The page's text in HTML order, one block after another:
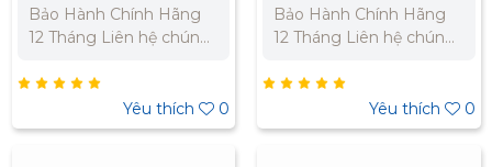
Bảo Hành Chính Hãng
12 Tháng Liên hệ chúng
nhất cho dự án. Miền
Bắc : 0989 310 979 -
0973 106 269 Miền Nam:
Yêu thích 0
Bảo Hành Chính Hãng
12 Tháng Liên hệ chúng
nhất cho dự án. Miền
Bắc : 0989 310 979 -
0973 106 269 Miền Nam:
Yêu thích 0